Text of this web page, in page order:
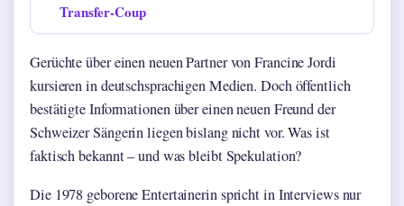
Transfer-Coup
Gerüchte über einen neuen Partner von Francine Jordi
kursieren in deutschsprachigen Medien. Doch öffentlich
bestätigte Informationen über einen neuen Freund der
Schweizer Sängerin liegen bislang nicht vor. Was ist
faktisch bekannt – und was bleibt Spekulation?
Die 1978 geborene Entertainerin spricht in Interviews nur